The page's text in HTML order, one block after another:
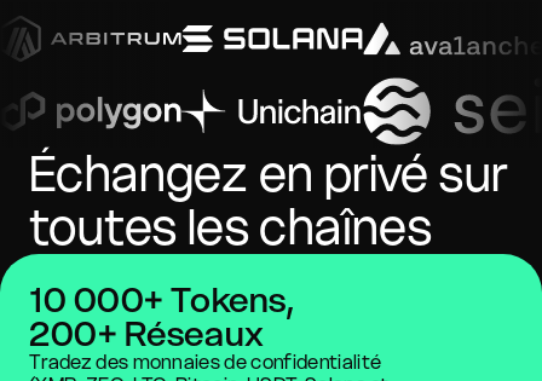
Échangez en privé sur
toutes les chaînes
10 000+ Tokens,
200+ Réseaux
Tradez des monnaies de confidentialité